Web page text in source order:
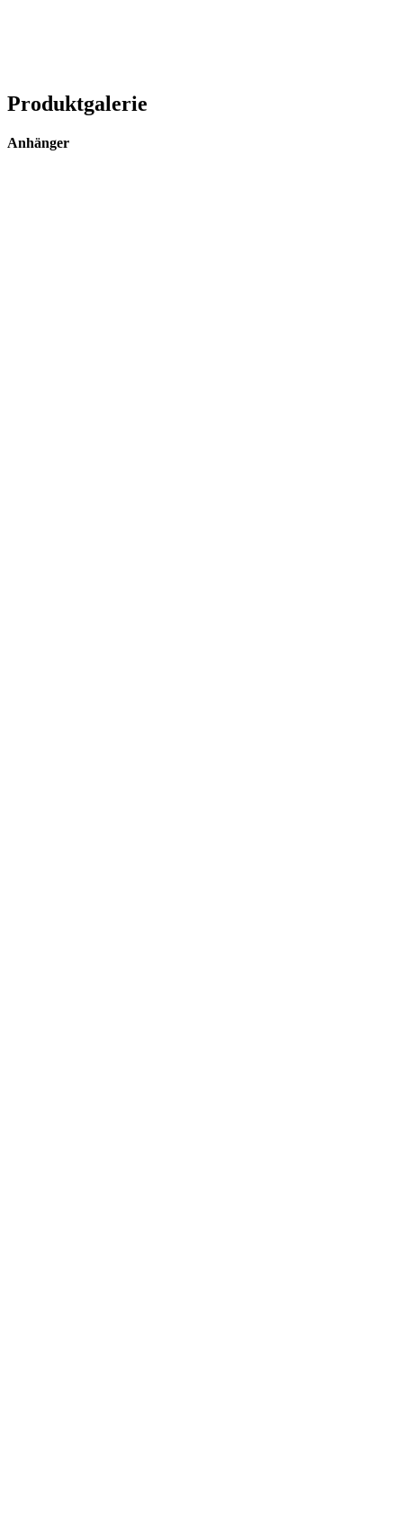
Produktgalerie
Anhänger